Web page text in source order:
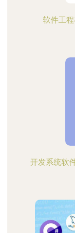
软件工
开发系统软